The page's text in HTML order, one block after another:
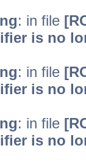
: in file
is no
: in file
is no
: in file
is no